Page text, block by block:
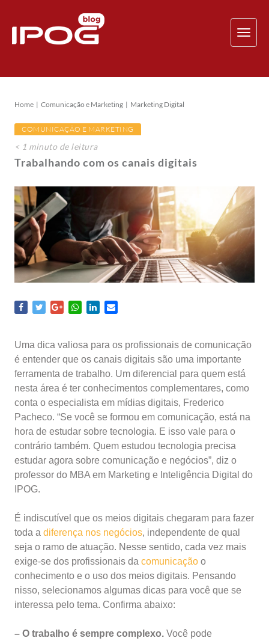
Home Comunicação e Marketing Marketing Digital
COMUNICAÇÃO E MARKETING
< 1 minuto de leitura
Trabalhando com os canais digitais
Uma dica valiosa para os profissionais de comunicação
é entender que os canais digitais são uma importante
ferramenta de trabalho. Um diferencial para quem está
nesta área é ter conhecimentos complementares, como
conta o especialista em mídias digitais, Frederico
Pacheco. “Se você se formou em comunicação, está na
hora de estudar sobre tecnologia. E isso vale para o
contrário também. Quem estudou tecnologia precisa
estudar agora sobre comunicação e negócios”, diz o
professor do MBA em Marketing e Inteligência Digital do
IPOG.
É indiscutível que os meios digitais chegaram para fazer
toda a diferença nos negócios, independente de qual
seja o ramo de atuação. Nesse sentido, cada vez mais
exige-se dos profissionais da comunicação o
conhecimento e o uso dos meios digitais. Pensando
nisso, selecionamos algumas dicas para você que se
interessa pelo tema. Confirma abaixo:
– O trabalho é sempre complexo. Você pode